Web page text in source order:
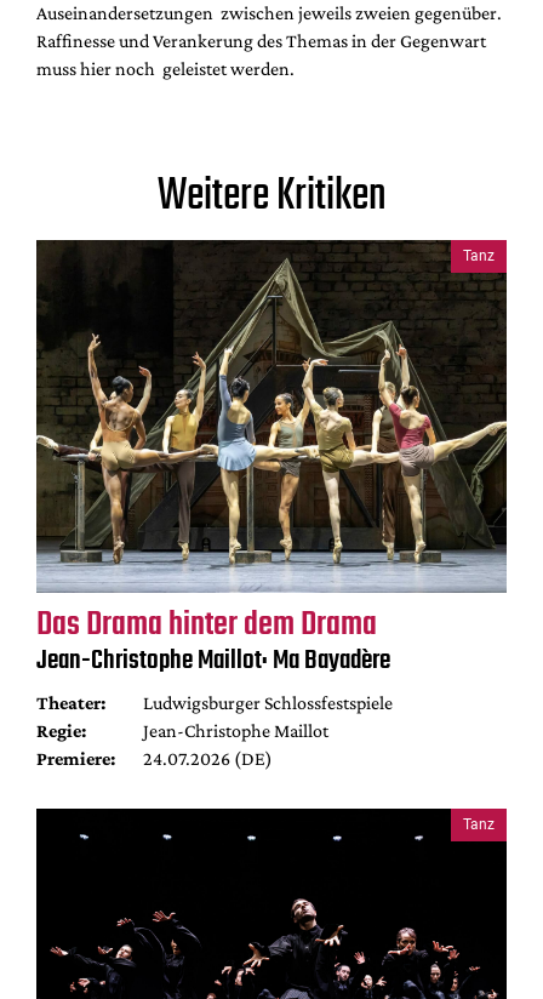
Auseinandersetzungen zwischen jeweils zweien gegenüber.
Raffinesse und Verankerung des Themas in der Gegenwart
muss hier noch geleistet werden.
Weitere Kritiken
Tanz
Das Drama hinter dem Drama
Jean-Christophe Maillot: Ma Bayadère
Theater:
Ludwigsburger Schlossfestspiele
Regie:
Jean-Christophe Maillot
Premiere:
24.07.2026 (DE)
Tanz